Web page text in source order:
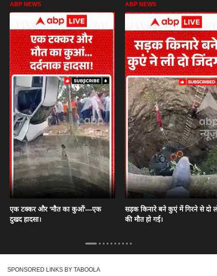
ABP NEWS
एक टक्कर और 'मौत का कुआँ'—एक
दुखद हादसा।
ABP NEWS
सड़क किनारे बने कुएं में गिरने से दो
की मौत हो गई।
SPONSORED LINKS BY TABOOLA